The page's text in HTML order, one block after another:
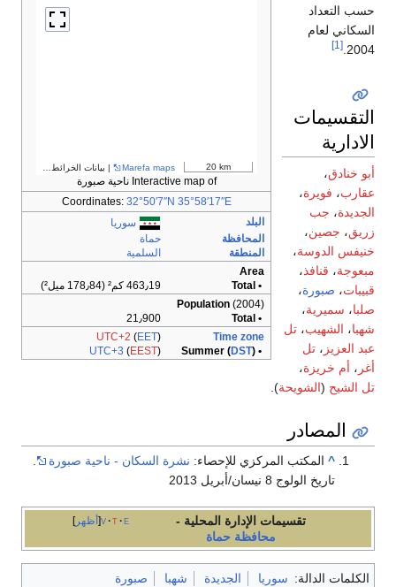
20 km
Marefa maps | بيانات الخرائط ©
Interactive map of ناحية صبورة
Coordinates: 32°50′7″N 35°58′17″E
البلد
سوريا
المحافظة
حماة
المنطقة
السلمية
Area
• Total
463٫19 كم² (178٫84 ميل²)
Population (2004)
• Total
21٫900
Time zone
UTC+2 (EET)
• Summer (
DST)
UTC+3 (EEST)
حسب التعداد
السكاني لعام
2004.
[1]
التقسيمات
الادارية
أبو خنادق،
عقارب، فويرة،
الجديدة، جب
زريق، جصين،
خنيفس الدوسة،
مبعوجة، قنافذ،
قبيبات، صبورة،
صلبا، سميرية،
شهبا، الشهيب، تل
عبد العزيز ، تل
أغر ، أم خريزة،
تل الشيح (الشويحة).
المصادر
^ المكتب المركزي للإحصاء: نشرة السكان - ناحية صبورة
تاريخ الولوج 8 نيسان/أبريل 2013
أظهر v t e
تقسيمات الإدارة المحلية -
محافظة حماة
الكلمات الدالة: سوريا الجديدة شهبا صبورة